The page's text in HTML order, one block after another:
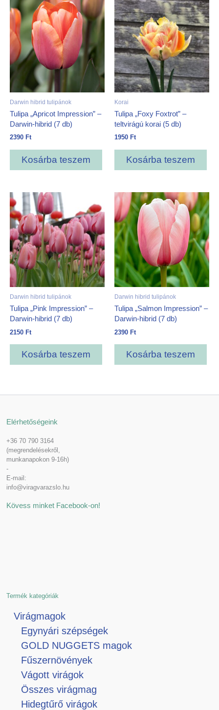
Darwin hibrid tulipánok
Tulipa „Apricot Impression” –
Darwin-hibrid (7 db)
2390 Ft
Kosárba teszem
Korai
Tulipa „Foxy Foxtrot” –
teltvirágú korai (5 db)
1950 Ft
Kosárba teszem
Darwin hibrid tulipánok
Tulipa „Pink Impression” –
Darwin-hibrid (7 db)
2150 Ft
Kosárba teszem
Darwin hibrid tulipánok
Tulipa „Salmon Impression” –
Darwin-hibrid (7 db)
2390 Ft
Kosárba teszem
Elérhetőségeink
+36 70 790 3164
(megrendelésekről,
munkanapokon 9-16h)
-
E-mail:
info@viragvarazslo.hu
Kövess minket Facebook-on!
Termék kategóriák
Virágmagok
Egynyári szépségek
GOLD NUGGETS magok
Fűszernövények
Vágott virágok
Összes virágmag
Hidegtűrő virágok